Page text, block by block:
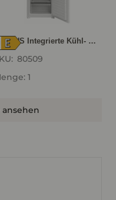
E LAURUS Integrierte Kühl- Gefrierkombination LKG144E BF LKG144EBF
80509
1